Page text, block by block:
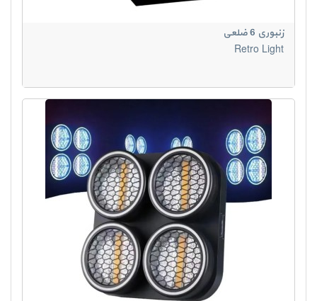
زنبوری 6 ضلعی
Retro Light